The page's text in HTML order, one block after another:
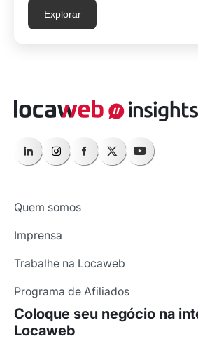
Explorar
Quem somos
Imprensa
Trabalhe na Locaweb
Programa de Afiliados
Coloque seu negócio na
Locaweb